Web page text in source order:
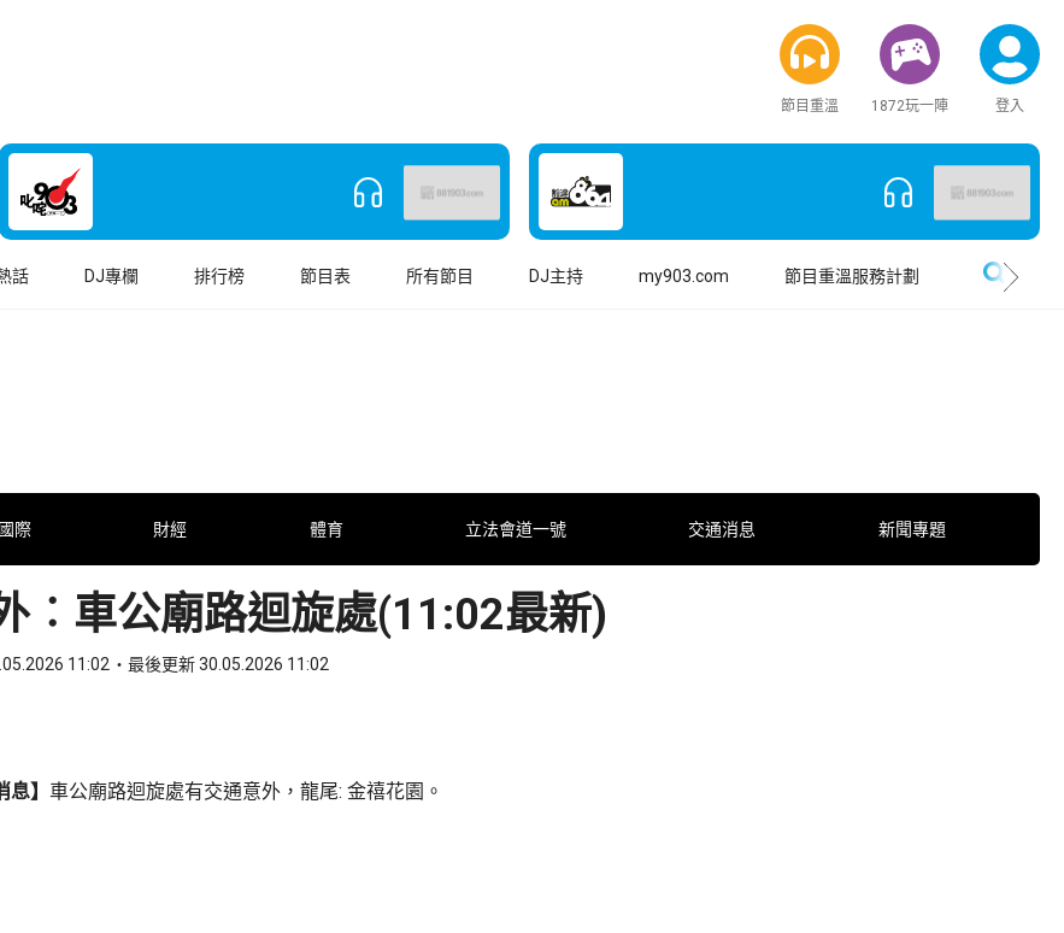
節目重溫 1872玩一陣 登入
話 DJ專欄 排行榜 節目表 所有節目 DJ主持 my903.com 節目重溫服務計劃
國際 財經 體育 立法會道一號 交通消息 新聞專題
︰車公廟路迴旋處(11:02最新)
11:02 最後更新 30.05.2026 11:02
】 車公廟路迴旋處有交通意外，龍尾: 金禧花園。